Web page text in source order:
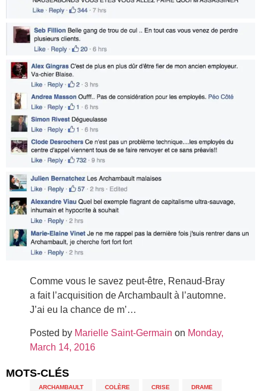
Comme vous le savez peut-être, Renaud-Bray
a fait l’acquisition de Archambault à l’automne.
J’ai eu la chance de m’…
Posted by Marielle Saint-Germain on Monday,
March 14, 2016
MOTS-CLÉS
ARCHAMBAULT COLÈRE CRISE DRAME